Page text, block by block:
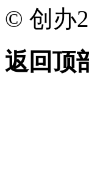
© 创办
返回顶